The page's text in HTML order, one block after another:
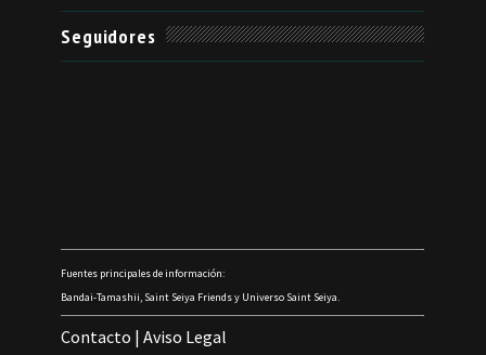
Seguidores
Fuentes principales de información:
Bandai-Tamashii, Saint Seiya Friends y Universo Saint Seiya.
Contacto |Aviso Legal